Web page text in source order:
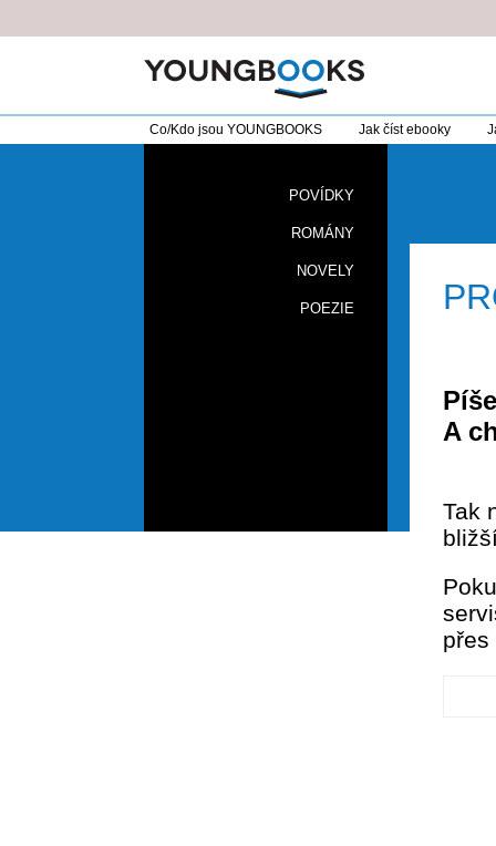
Co/Kdo jsou YOUNGBOOKS Jak číst ebooky
POVÍDKY
ROMÁNY
NOVELY
POEZIE
A
Tak
přes